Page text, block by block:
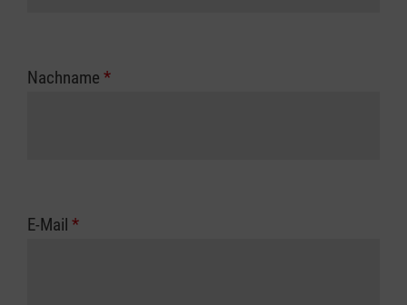
Nachname *
E-Mail *